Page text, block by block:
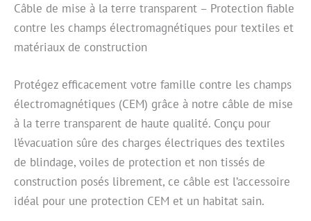
Câble de mise à la terre transparent – Protection fiable
contre les champs électromagnétiques pour textiles et
matériaux de construction
Protégez efficacement votre famille contre les champs
électromagnétiques (CEM) grâce à notre câble de mise
à la terre transparent de haute qualité. Conçu pour
l’évacuation sûre des charges électriques des textiles
de blindage, voiles de protection et non tissés de
construction posés librement, ce câble est l’accessoire
idéal pour une protection CEM et un habitat sain.